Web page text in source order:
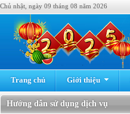
Chủ nhật, ngày 09 tháng 08 năm 2026
Trang chủ Giới thiệu
Hướng dẫn sử dụng dịch vụ